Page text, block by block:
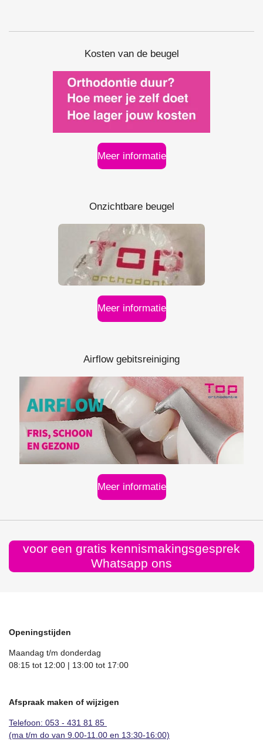
Kosten van de beugel
Meer informatie
Onzichtbare beugel
Meer informatie
Airflow gebitsreiniging
Meer informatie
voor een gratis kennismakingsgesprek
Whatsapp ons
Openingstijden
Maandag t/m donderdag
08:15 tot 12:00 | 13:00 tot 17:00
Afspraak maken of wijzigen
Telefoon: 053 - 431 81 85
(ma t/m do van 9.00-11.00 en 13:30-16:00)